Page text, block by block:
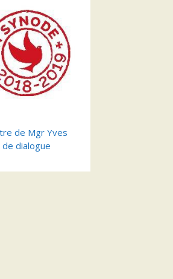
de Mgr Yves
de dialogue